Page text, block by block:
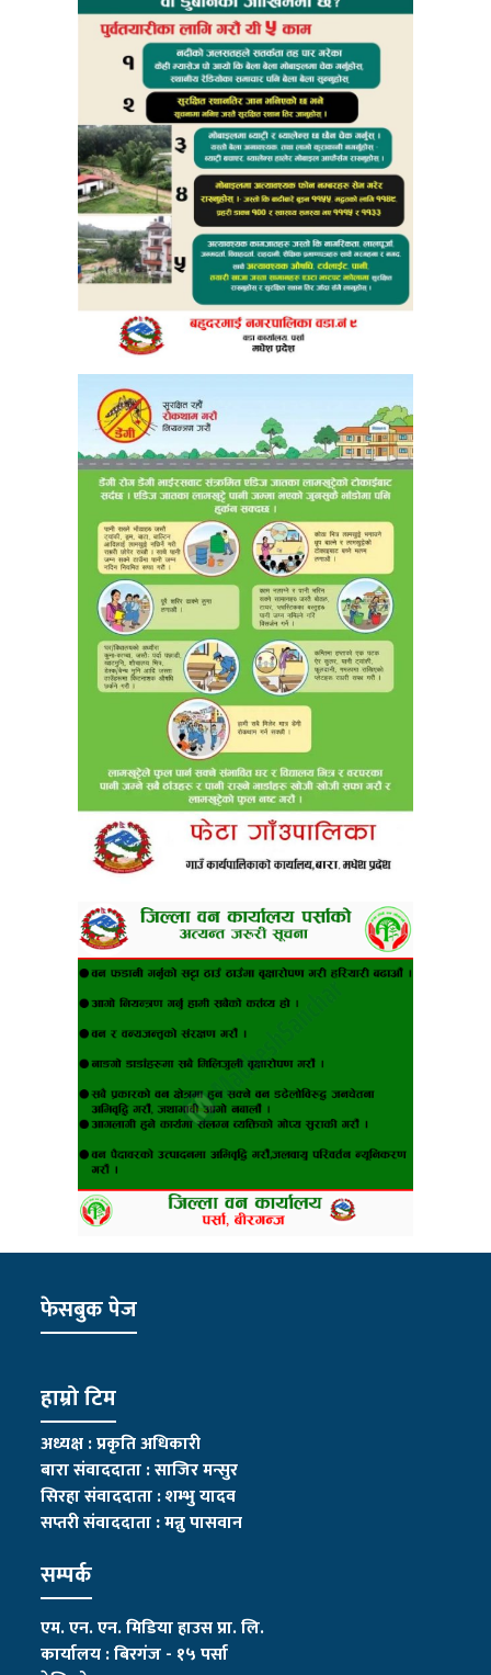
फेसबुक पेज
हाम्रो टिम
अध्यक्ष : प्रकृति अधिकारी
बारा संवाददाता : साजिर मन्सुर
सिरहा संवाददाता : शम्भु यादव
सप्तरी संवाददाता:मन्नु पासवान
सम्पर्क
एम. एन. एन. मिडिया हाउस प्रा. लि.
कार्यालय : बिरगंज - १५ पर्सा